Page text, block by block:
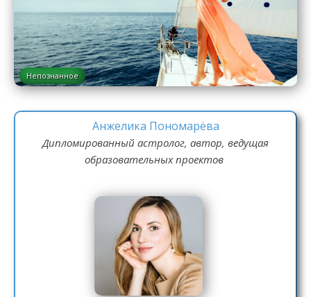
Непознанное
Анжелика Пономарёва
Дипломированный астролог, автор, ведущая
образовательных проектов